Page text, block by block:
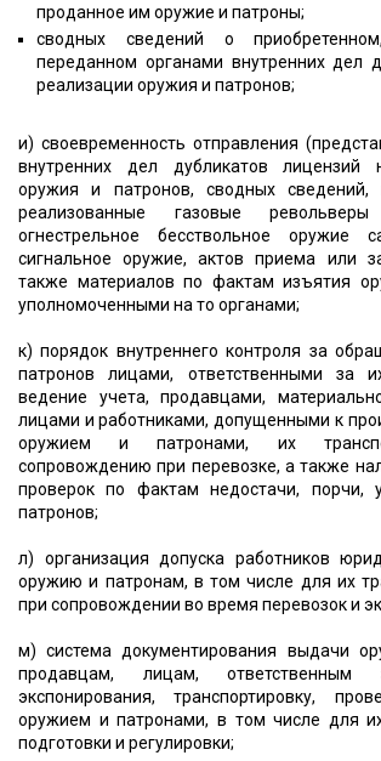
проданное им оружие и патроны;
сводных сведений о
переданном органами внутренних дел
реализации оружия и патронов;
и) своевременность отправления
внутренних дел дубликатов лицензий
оружия и патронов, сводных
реализованные газовые
огнестрельное бесствольное оружие
сигнальное оружие, актов приема или
также материалов по фактам изъятия
уполномоченными на то органами;
к) порядок внутреннего контроля за
патронов лицами, ответственными за
ведение учета, продавцами,
лицами и работниками, допущенными к
оружием и патронами, их
сопровождению при перевозке, а также
проверок по фактам недостачи, порчи,
патронов;
л) организация допуска работников
оружию и патронам, в том числе для их
при сопровождении во время перевозок и
м) система документирования выдачи
продавцам, лицам, ответственным
экспонирования, транспортировку,
оружием и патронами, в том числе для
подготовки и регулировки;